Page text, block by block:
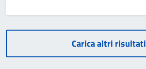
Carica altri risultati